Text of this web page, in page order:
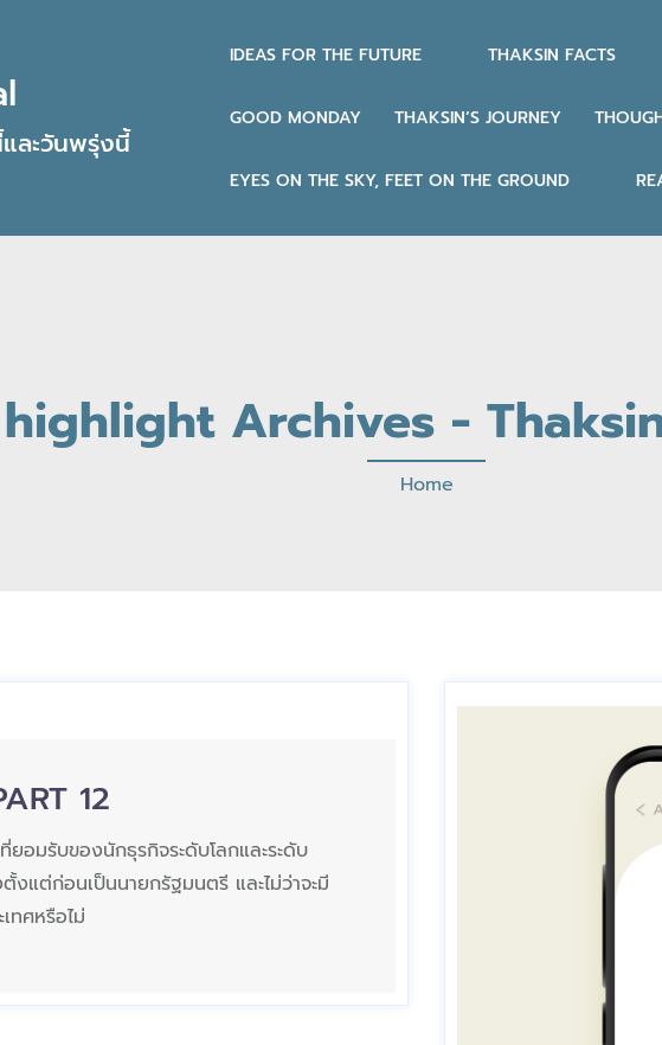
ละวันพรุ่งนี้
IDEAS FOR THE FUTURE THAKSIN FACTS
GOOD MONDAY THAKSIN’S JOURNEY
EYES ON THE SKY, FEET ON THE GROUND
highlight Archives -
Home
12
อมรับของนักธุรกิจระดับโลกและระดับ
งแต่ก่อนเป็นนายกรัฐมนตรี และไม่ว่าจะมี
ทศหรือไม่